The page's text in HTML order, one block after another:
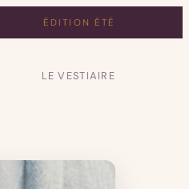
ÉDITION ÉTÉ
LE VESTIAIRE